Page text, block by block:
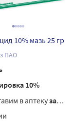
10% мазь 25 гр
ПАО
10%
в аптекузавтра